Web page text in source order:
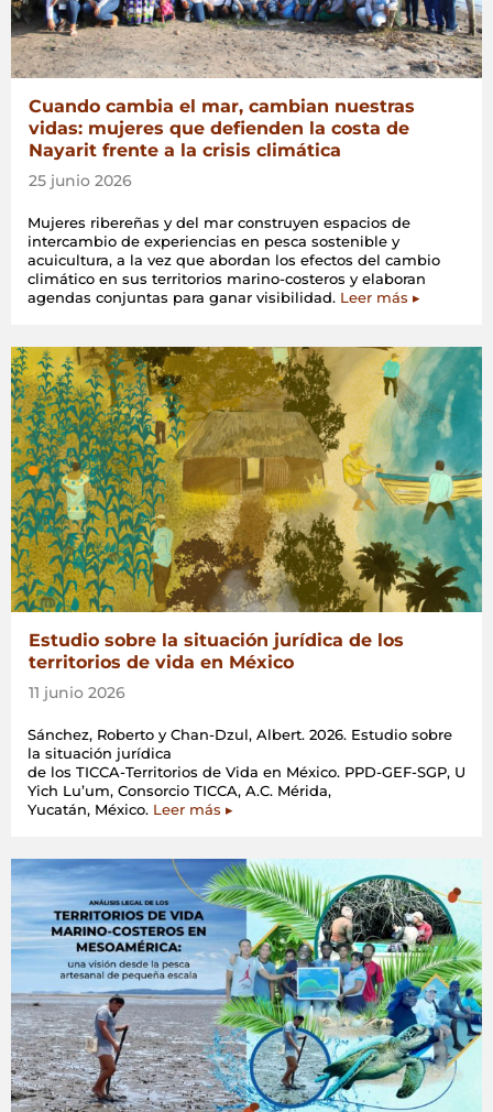
Cuando cambia el mar, cambian nuestras
vidas: mujeres que defienden la costa de
Nayarit frente a la crisis climática
25 junio 2026
Mujeres ribereñas y del mar construyen espacios de
intercambio de experiencias en pesca sostenible y
acuicultura, a la vez que abordan los efectos del cambio
climático en sus territorios marino-costeros y elaboran
agendas conjuntas para ganar visibilidad. Leer más ▸
Estudio sobre la situación jurídica de los
territorios de vida en México
11 junio 2026
Sánchez, Roberto y Chan-Dzul, Albert. 2026. Estudio sobre
la situación jurídica
de los TICCA-Territorios de Vida en México. PPD-GEF-SGP, U
Yich Lu’um, Consorcio TICCA, A.C. Mérida,
Yucatán, México. Leer más ▸